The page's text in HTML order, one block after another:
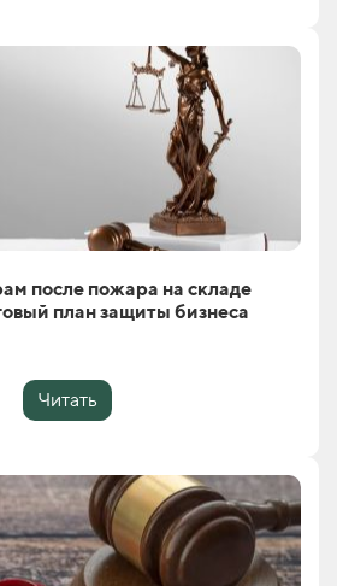
после пожара на складе
план защиты бизнеса
Читать